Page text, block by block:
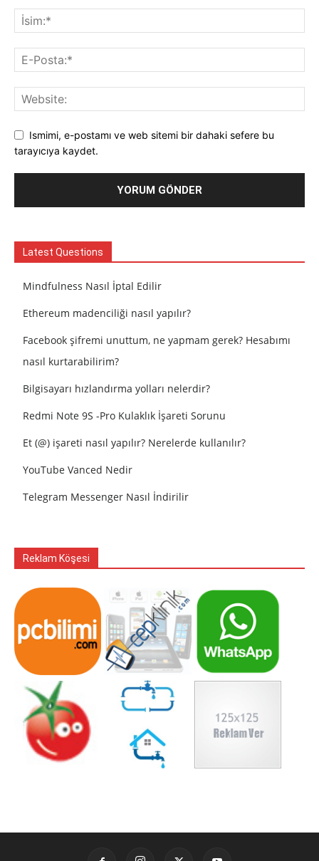
Ismimi, e-postamı ve web sitemi bir dahaki sefere bu
tarayıcıya kaydet.
Latest Questions
Mindfulness Nasıl İptal Edilir
Ethereum madenciliği nasıl yapılır?
Facebook şifremi unuttum, ne yapmam gerek? Hesabımı
nasıl kurtarabilirim?
Bilgisayarı hızlandırma yolları nelerdir?
Redmi Note 9S -Pro Kulaklık İşareti Sorunu
Et (@) işareti nasıl yapılır? Nerelerde kullanılır?
YouTube Vanced Nedir
Telegram Messenger Nasıl İndirilir
Reklam Köşesi